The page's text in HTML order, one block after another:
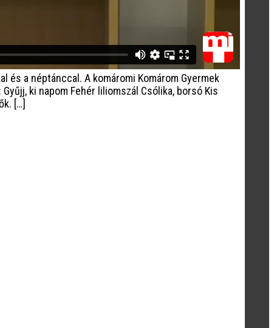
és a néptánccal. A komáromi Komárom Gyermek
ki napom Fehér liliomszál Csólika, borsó Kis
[…]